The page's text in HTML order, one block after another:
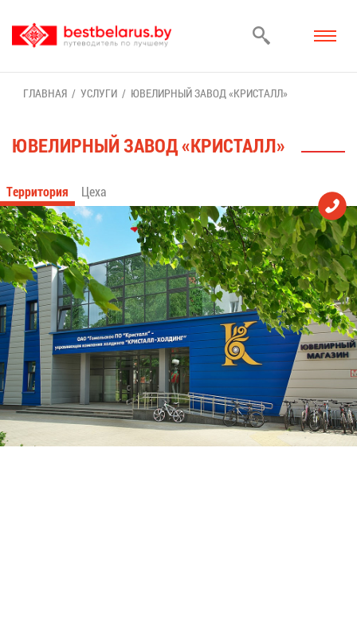
ГЛАВ­НАЯ УСЛУ­ГИ ЮВЕ­ЛИР­НЫЙ ЗА­ВОД «КРИ­СТАЛЛ»
ЮВЕ­ЛИР­НЫЙ ЗА­ВОД «КРИ­СТАЛЛ»
Тер­ри­то­рия Це­ха